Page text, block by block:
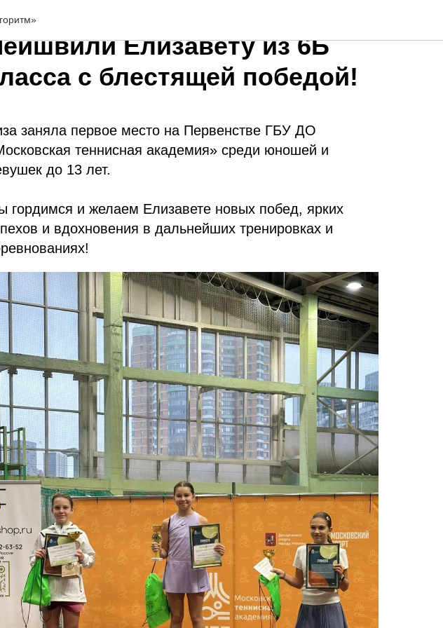
нашу ученицу
Елизавету из 6Б
с блестящей победой!
заняла первое место на Первенстве ГБУ ДО
теннисная академия» среди юношей и
до 13 лет.
гордимся и желаем Елизавете новых побед, ярких
и вдохновения в дальнейших тренировках и